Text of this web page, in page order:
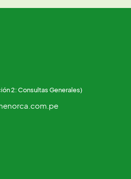
2: Consultas Generales)